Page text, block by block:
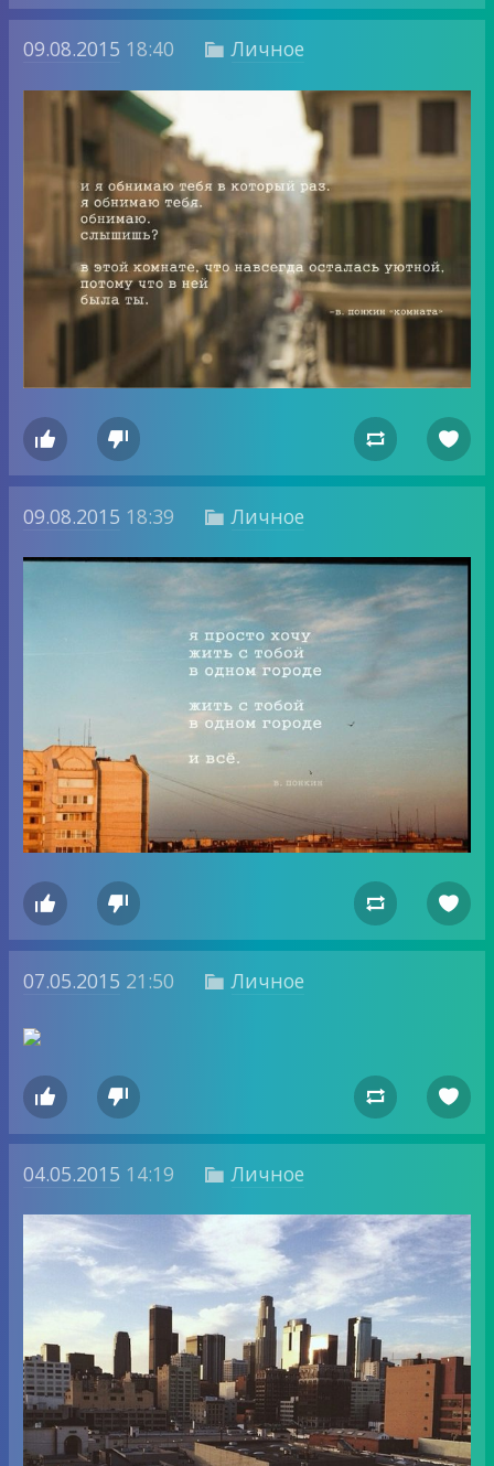
09.08.2015 18:40  Личное
   
09.08.2015 18:39  Личное
   
07.05.2015 21:50  Личное
   
04.05.2015 14:19  Личное